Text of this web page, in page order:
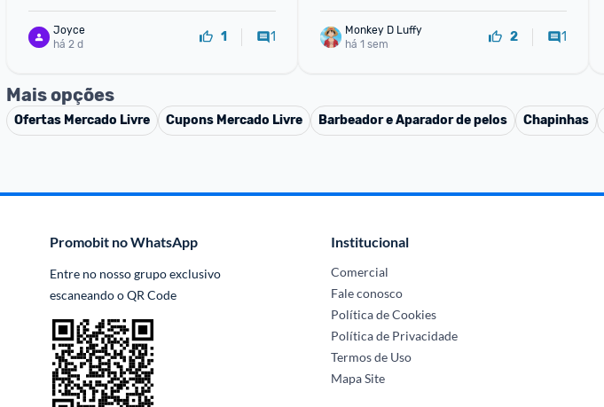
Joyce
há 2 d
1 1
Monkey D Luffy
há 1 sem
2 1
Mais opções
Ofertas Mercado Livre Cupons Mercado Livre Barbeador e Aparador de pelos Chapinhas
Promobit no WhatsApp
Entre no nosso grupo exclusivo
escaneando o QR Code
Institucional
Comercial
Fale conosco
Política de Cookies
Política de Privacidade
Termos de Uso
Mapa Site